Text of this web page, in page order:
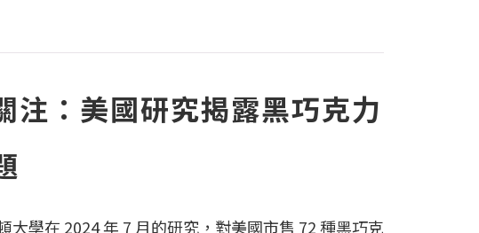
注：美國研究揭露黑巧克力
大學在 2024 年 7 月的研究，對美國市售 72 種黑巧克